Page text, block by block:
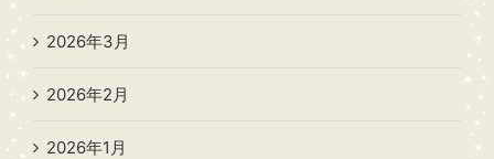
2026年3月
2026年2月
2026年1月